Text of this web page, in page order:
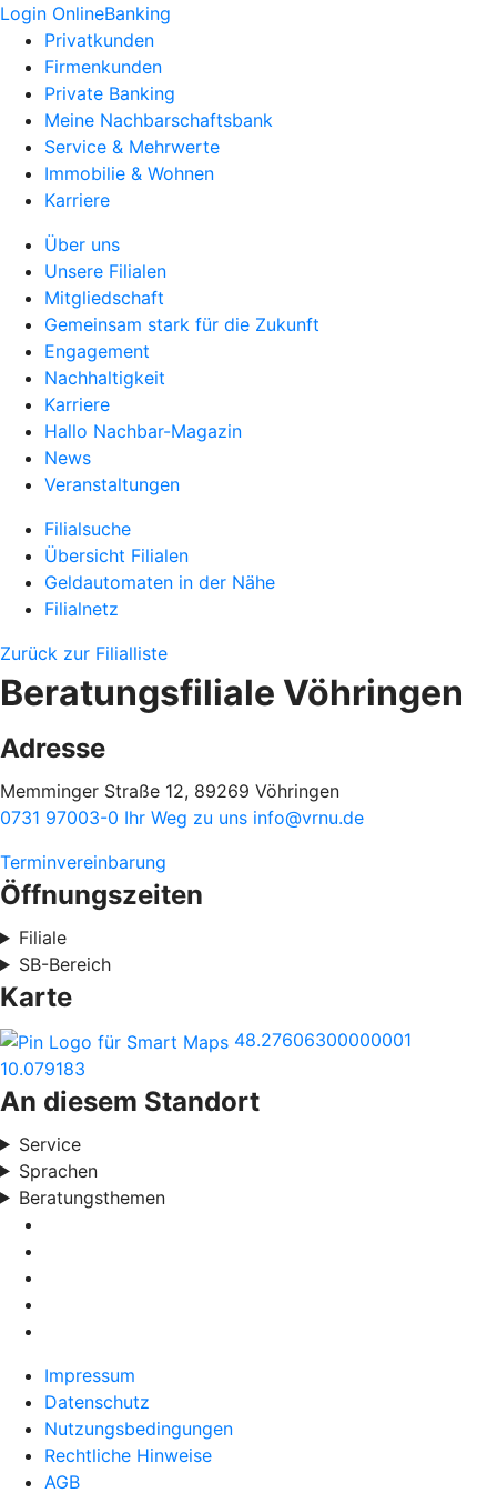
Login OnlineBanking
Privatkunden
Firmenkunden
Private Banking
Meine Nachbarschaftsbank
Service & Mehrwerte
Immobilie & Wohnen
Karriere
Über uns
Unsere Filialen
Mitgliedschaft
Gemeinsam stark für die Zukunft
Engagement
Nachhaltigkeit
Karriere
Hallo Nachbar-Magazin
News
Veranstaltungen
Filialsuche
Übersicht Filialen
Geldautomaten in der Nähe
Filialnetz
Zurück zur Filialliste
Beratungsfiliale Vöhringen
Adresse
Memminger Straße 12, 89269 Vöhringen
0731 97003-0 Ihr Weg zu uns info@vrnu.de
Terminvereinbarung
Öffnungszeiten
Filiale
SB-Bereich
Karte
48.27606300000001
10.079183
An diesem Standort
Service
Sprachen
Beratungsthemen
Impressum
Datenschutz
Nutzungsbedingungen
Rechtliche Hinweise
AGB